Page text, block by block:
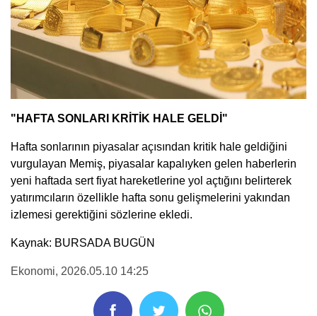
"HAFTA SONLARI KRİTİK HALE GELDİ"
Hafta sonlarının piyasalar açısından kritik hale geldiğini
vurgulayan Memiş, piyasalar kapalıyken gelen haberlerin
yeni haftada sert fiyat hareketlerine yol açtığını belirterek
yatırımcıların özellikle hafta sonu gelişmelerini yakından
izlemesi gerektiğini sözlerine ekledi.
Kaynak: BURSADA BUGÜN
Ekonomi, 2026.05.10 14:25